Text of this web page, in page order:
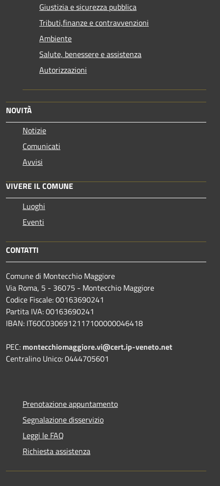
Giustizia e sicurezza pubblica
Tributi,finanze e contravvenzioni
Ambiente
Salute, benessere e assistenza
Autorizzazioni
NOVITÀ
Notizie
Comunicati
Avvisi
VIVERE IL COMUNE
Luoghi
Eventi
CONTATTI
Comune di Montecchio Maggiore
Via Roma, 5 - 36075 - Montecchio Maggiore
Codice Fiscale: 00163690241
Partita IVA: 00163690241
IBAN: IT60C0306912117100000046418
PEC: montecchiomaggiore.vi@cert.ip-veneto.net
Centralino Unico: 0444705601
Prenotazione appuntamento
Segnalazione disservizio
Leggi le FAQ
Richiesta assistenza